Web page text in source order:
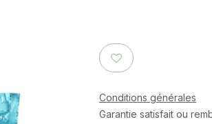
Conditions générales
Garantie satisfait ou